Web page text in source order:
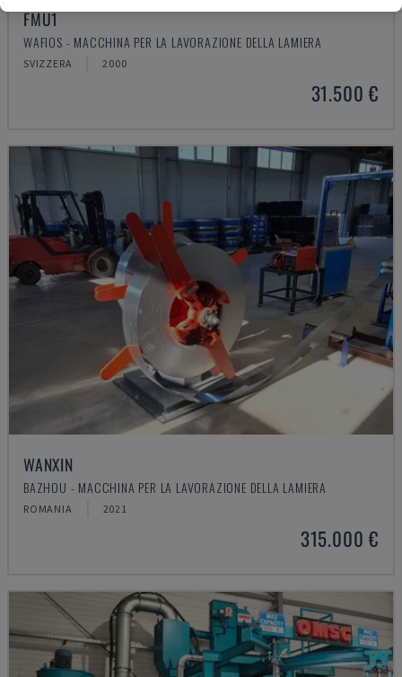
FMU1
WAFIOS - MACCHINA PER LA LAVORAZIONE DELLA LAMIERA
SVIZZERA 2000
31.500 €
WANXIN
BAZHOU - MACCHINA PER LA LAVORAZIONE DELLA LAMIERA
ROMANIA 2021
315.000 €